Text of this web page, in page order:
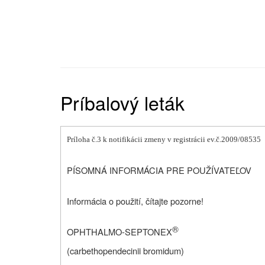
Príbalový leták
Príloha č.3 k notifikácii zmeny v registrácii ev.č.2009/08535
PÍSOMNÁ INFORMÁCIA PRE POUŽÍVATEĽOV
Informácia o použití, čítajte pozorne!
OPHTHALMO-SEPTONEX®
(carbethopendecinii bromidum)